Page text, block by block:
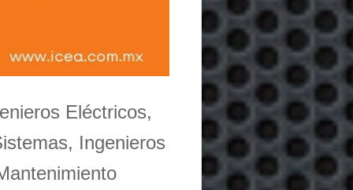
Eléctricos,
Ingenieros